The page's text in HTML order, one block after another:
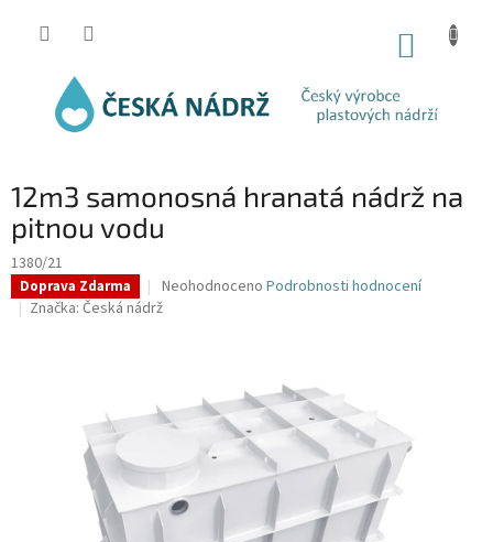
12m3 samonosná hranatá nádrž na
pitnou vodu
1380/21
Doprava Zdarma
Průměrné
hodnocení
5
hvězdiček.
Neohodnoceno Podrobnosti hodnocení
Značka: Česká nádrž